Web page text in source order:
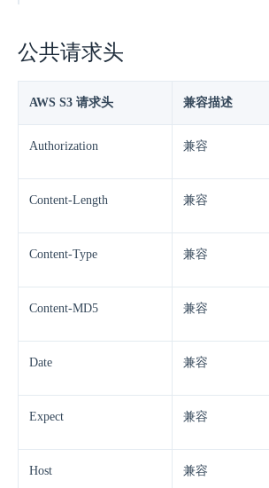
公共请求头
AWS S3 请求头 兼容描述
Authorization 兼容
Content-Length 兼容
Content-Type 兼容
Content-MD5 兼容
Date 兼容
Expect 兼容
Host 兼容